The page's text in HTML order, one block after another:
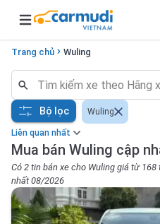
Open main menu
Trang chủ Wuling
Liên quan nhất
Mua bán Wuling cập
Có 2 tin bán xe cho Wuling giá từ
nhất 08/2026
Bộ lọc Wuling